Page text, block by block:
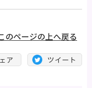
のページの上へ戻る